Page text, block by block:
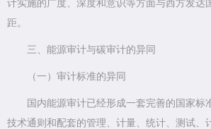
计实施的广度、深度和意识等方面与西方发达
距。
三、能源审计与碳审计的异同
（一）审计标准的异同
国内能源审计已经形成一套完善的国家标
技术通则和配套的管理、计量、统计、测试、